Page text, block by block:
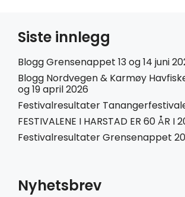
Siste innlegg
Blogg Grensenappet 13 og 14 juni
Blogg Nordvegen & Karmøy
og 19 april 2026
Festivalresultater
FESTIVALENE I HARSTAD ER 60 ÅR I
Festivalresultater Grensenappet
Nyhetsbrev